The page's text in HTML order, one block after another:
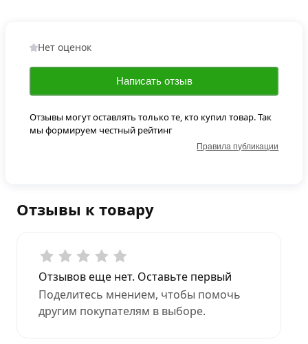
Отзывы к товару
Отзывов еще нет. Оставьте первый
Поделитесь мнением, чтобы помочь
другим покупателям в выборе.
Нет оценок
Написать отзыв
Отзывы могут оставлять только те, кто купил товар. Так
мы формируем честный рейтинг
Правила публикации